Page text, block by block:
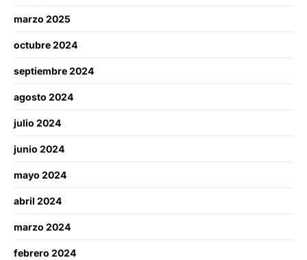
marzo 2025
octubre 2024
septiembre 2024
agosto 2024
julio 2024
junio 2024
mayo 2024
abril 2024
marzo 2024
febrero 2024